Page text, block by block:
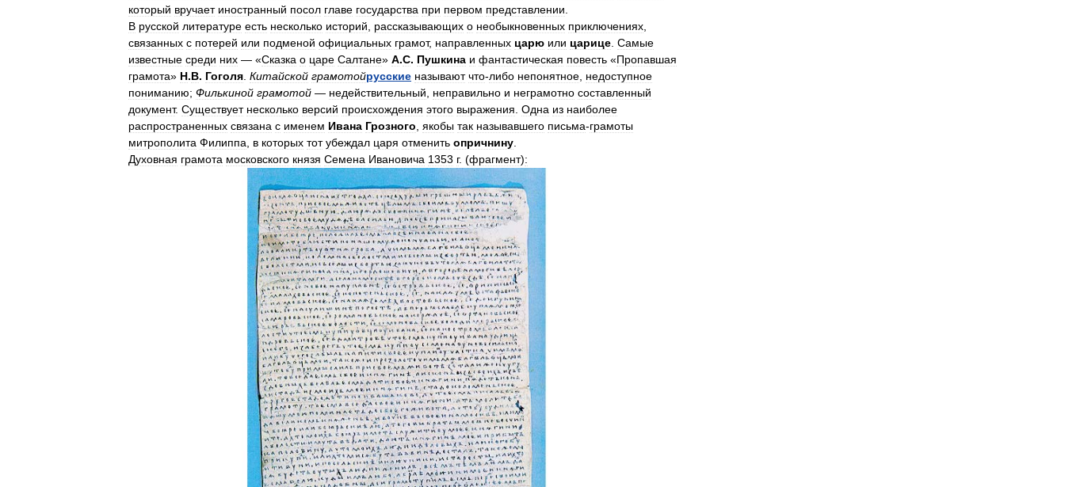
который вручает иностранный посол главе государства при первом представлении
В русской литературе есть несколько историй рассказывающих о необыкновенных приключениях
связанных с потерей или подменой официальных грамот, направленных царю или царице Самые
известные среди них — «Сказка о царе Салтане» А.С. Пушкина и фантастическая повесть «Пропавшая
грамота» Н.В. Гоголя Китайской грамотойрусские называют что-либо непонятное недоступное
пониманию; Филькиной грамотой — недействительный неправильно и неграмотно составленный
документ. Существует несколько версий происхождения этого выражения Одна из наиболее
распространенных связана с именем Ивана Грозного якобы так называвшего письма-грамоты
митрополита Филиппа в которых тот убеждал царя отменить опричнину
Духовная грамота московского князя Семена Ивановича 1353 г. (фрагмент):